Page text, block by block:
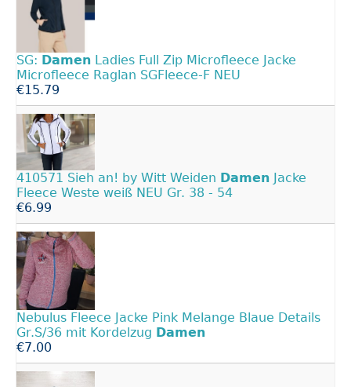
SG: Damen Ladies Full Zip Microfleece Jacke
Microfleece Raglan SGFleece-F NEU
€15.79
410571 Sieh an! by Witt Weiden Damen Jacke
Fleece Weste weiß NEU Gr. 38 - 54
€6.99
Nebulus Fleece Jacke Pink Melange Blaue Details
Gr.S/36 mit Kordelzug Damen
€7.00